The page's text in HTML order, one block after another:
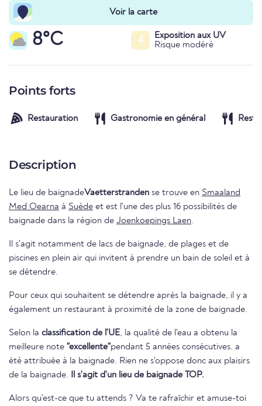
Voir la carte
8°C 4
Exposition aux UV
Risque modéré
Points forts
Restauration Gastronomie en général
Description
Le lieu de baignadeVaetterstranden se trouve en Smaaland
Med Oearna à Suède et est l'une des plus 16 possibilités de
baignade dans la région de Joenkoepings Laen.
Il s'agit notamment de lacs de baignade, de plages et de
piscines en plein air qui invitent à prendre un bain de soleil et à
se détendre.
Pour ceux qui souhaitent se détendre après la baignade, il y a
également un restaurant à proximité de la zone de baignade.
Selon la classification de l'UE, la qualité de l'eau a obtenu la
meilleure note "excellente"pendant 5 années consécutives. a
été attribuée à la baignade. Rien ne s'oppose donc aux plaisirs
de la baignade. Il s'agit d'un lieu de baignade TOP.
Alors qu'est-ce que tu attends ? Va te rafraîchir et amuse-toi